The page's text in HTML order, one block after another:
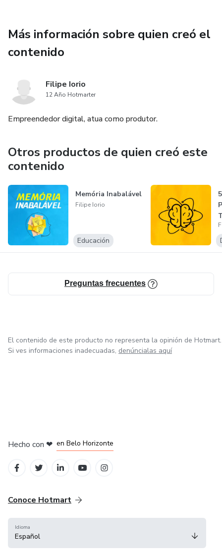
Más información sobre quien creó el
contenido
Filipe Iorio
12 Año Hotmarter
Empreendedor digital, atua como produtor.
Otros productos de quien creó este
contenido
Memória Inabalável
Filipe Iorio
Educación
Preguntas frecuentes
El contenido de este producto no representa la opinión de Hotmart.
Si ves informaciones inadecuadas, denúncialas aquí
Hecho con ❤ en Belo Horizonte
Conoce Hotmart
Idioma
Español